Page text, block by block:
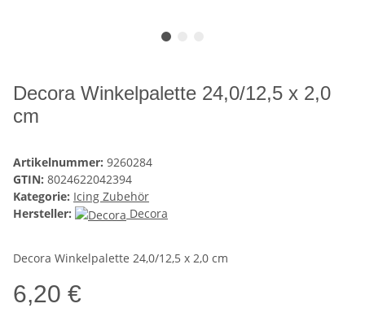
Decora Winkelpalette 24,0/12,5 x 2,0
cm
Artikelnummer: 9260284
GTIN: 8024622042394
Kategorie: Icing Zubehör
Hersteller:
Decora
Decora Winkelpalette 24,0/12,5 x 2,0 cm
6,20 €